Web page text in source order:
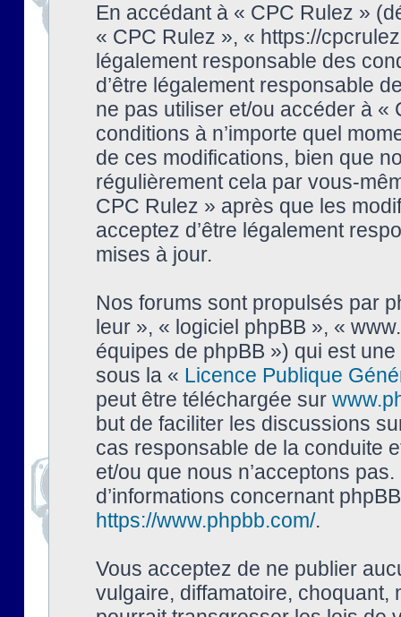
En accédant à « CPC Rulez »
« CPC Rulez », « https://
légalement responsable des
d’être légalement responsable
ne pas utiliser et/ou accéder à
conditions à n’importe quel
de ces modifications, bien que
régulièrement cela par vous-
CPC Rulez » après que les
acceptez d’être légalement
mises à jour.
Nos forums sont propulsés par
leur », « logiciel phpBB », «
équipes de phpBB ») qui est
sous la « Licence Publique
peut être téléchargée sur
but de faciliter les discussions
cas responsable de la conduite
et/ou que nous n’acceptons
d’informations concernant
https://www.phpbb.com/.
Vous acceptez de ne publier
vulgaire, diffamatoire, choquant,